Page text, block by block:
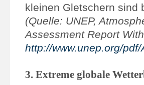
kleinen Gletschern sind
(Quelle: UNEP,
Assessment Report
http://www.unep.org/
3. Extreme globale